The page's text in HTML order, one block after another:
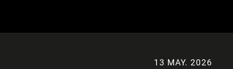
13 MAY. 2026